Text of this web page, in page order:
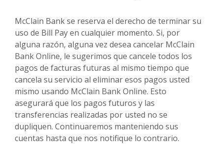
McClain Bank se reserva el derecho de terminar su
uso de Bill Pay en cualquier momento. Si, por
alguna razón, alguna vez desea cancelar McClain
Bank Online, le sugerimos que cancele todos los
pagos de facturas futuras al mismo tiempo que
cancela su servicio al eliminar esos pagos usted
mismo usando McClain Bank Online. Esto
asegurará que los pagos futuros y las
transferencias realizadas por usted no se
dupliquen. Continuaremos manteniendo sus
cuentas hasta que nos notifique lo contrario.